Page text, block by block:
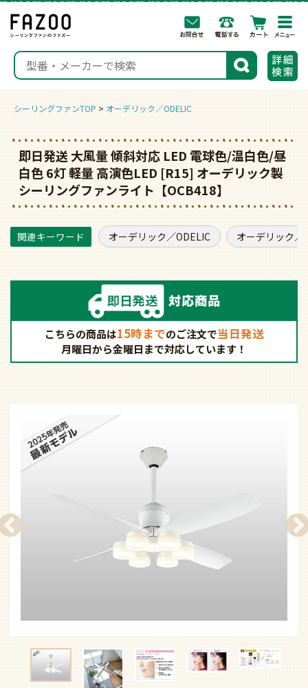
検索
シーリングファンTOP オーデリック／ODELIC
即日発送 大風量 傾斜対応 LED 電球色/温白色/昼
白色 6灯 軽量 高演色LED [R15] オーデリック製
シーリングファンライト【OCB418】
オーデリック／ODELIC オーデリック／
こちらの商品は15時までのご注文で当日発送
月曜日から金曜日まで対応しています！